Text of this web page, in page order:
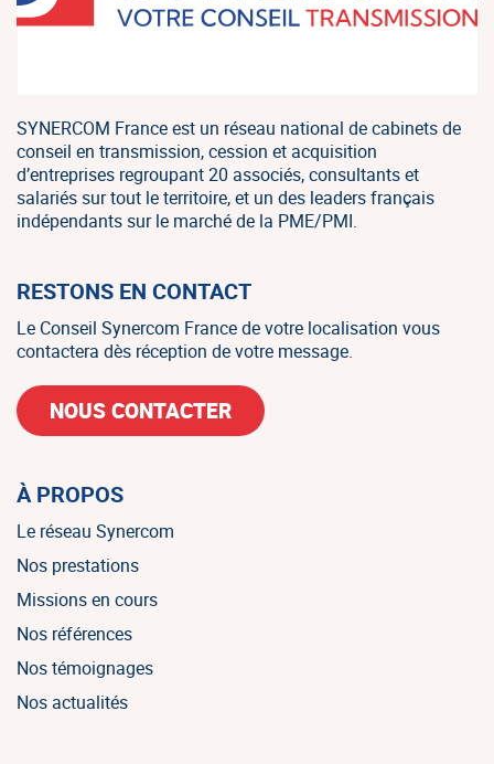
SYNERCOM France est un réseau national de cabinets de
conseil en transmission, cession et acquisition
d’entreprises regroupant 20 associés, consultants et
salariés sur tout le territoire, et un des leaders français
indépendants sur le marché de la PME/PMI.
RESTONS EN CONTACT
Le Conseil Synercom France de votre localisation vous
contactera dès réception de votre message.
NOUS CONTACTER
À PROPOS
Le réseau Synercom
Nos prestations
Missions en cours
Nos références
Nos témoignages
Nos actualités